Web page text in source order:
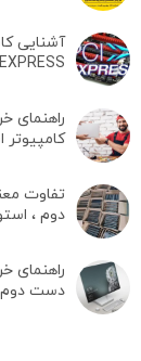
EXPRESS
راهنمای
تفاوت
دوم ،
راهنمای
دست دوم